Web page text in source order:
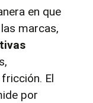
en que
marcas,
El
por